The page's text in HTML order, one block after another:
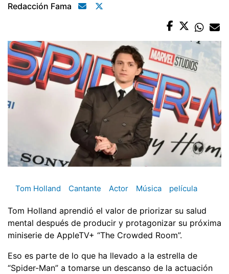
Redacción Fama
Tom Holland Cantante Actor Música película
Tom Holland aprendió el valor de priorizar su salud
mental después de producir y protagonizar su próxima
miniserie de AppleTV+ “The Crowded Room”.
Eso es parte de lo que ha llevado a la estrella de
“Spider-Man” a tomarse un descanso de la actuación